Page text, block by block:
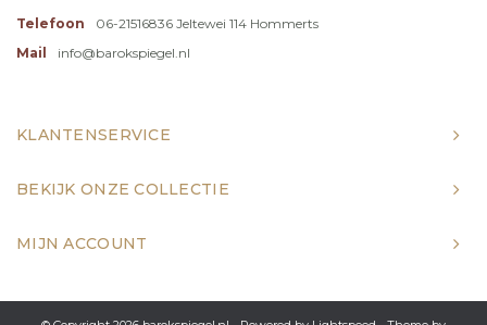
Telefoon
06-21516836 Jeltewei 114 Hommerts
Mail
info@barokspiegel.nl
KLANTENSERVICE
BEKIJK ONZE COLLECTIE
MIJN ACCOUNT